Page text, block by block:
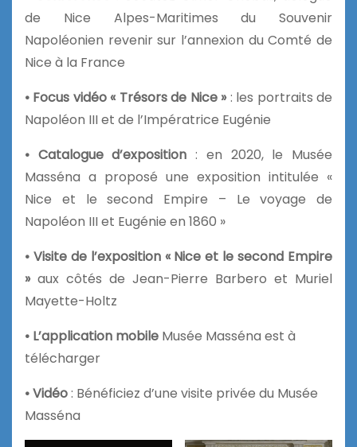
de Nice Alpes-Maritimes du Souvenir
Napoléonien revenir sur l’annexion du Comté de
Nice à la France
• Focus vidéo « Trésors de Nice »: les portraits de
Napoléon III et de l’Impératrice Eugénie
• Catalogue d’exposition : en 2020, le Musée
Masséna a proposé une exposition intitulée «
Nice et le second Empire – Le voyage de
Napoléon III et Eugénie en 1860 »
• Visite de l’exposition « Nice et le second Empire
»aux côtés de Jean-Pierre Barbero et Muriel
Mayette-Holtz
• L’application mobile Musée Masséna est à
télécharger
• Vidéo: Bénéficiez d’une visite privée du Musée
Masséna